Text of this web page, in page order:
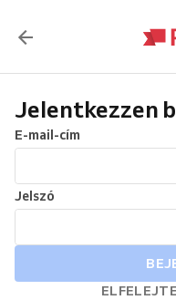
Jelentkezzen
E-mail-cím
Jelszó